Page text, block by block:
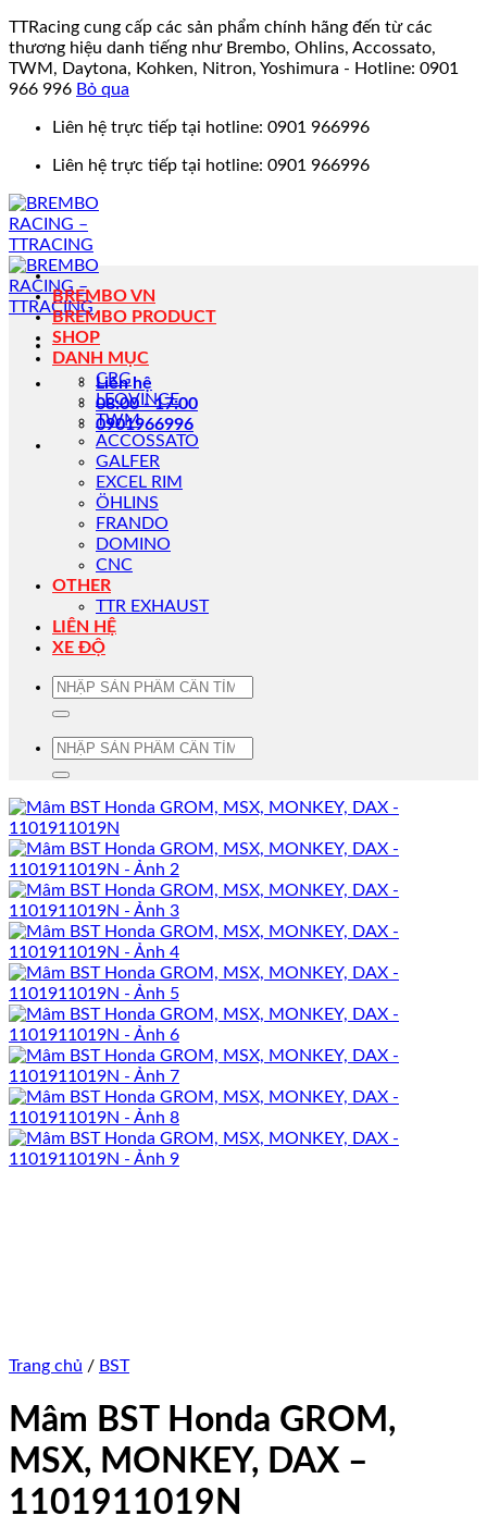
TTRacing cung cấp các sản phẩm chính hãng đến từ các
thương hiệu danh tiếng như Brembo, Ohlins, Accossato,
TWM, Daytona, Kohken, Nitron, Yoshimura - Hotline: 0901
966 996 Bỏ qua
Liên hệ trực tiếp tại hotline: 0901 966996
Liên hệ trực tiếp tại hotline: 0901 966996
Liên hệ
08:00 - 17:00
0901966996
BREMBO VN
BREMBO PRODUCT
SHOP
DANH MỤC
CRG
LEOVINCE
TWM
ACCOSSATO
GALFER
EXCEL RIM
ÖHLINS
FRANDO
DOMINO
CNC
OTHER
TTR EXHAUST
LIÊN HỆ
XE ĐỘ
Tìm
Tìm
Trang chủ / BST
Mâm BST Honda GROM,
MSX, MONKEY, DAX –
1101911019N